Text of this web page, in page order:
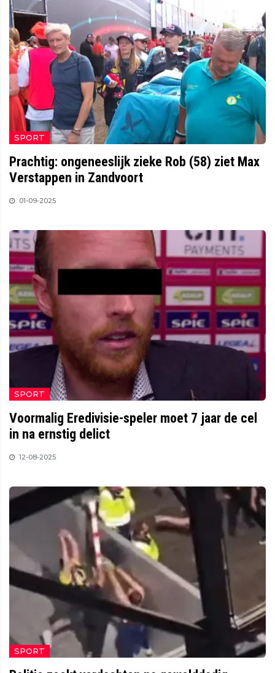
SPORT
Prachtig: ongeneeslijk zieke Rob (58) ziet Max
Verstappen in Zandvoort
01-09-2025
SPORT
Voormalig Eredivisie-speler moet 7 jaar de cel
in na ernstig delict
12-08-2025
SPORT